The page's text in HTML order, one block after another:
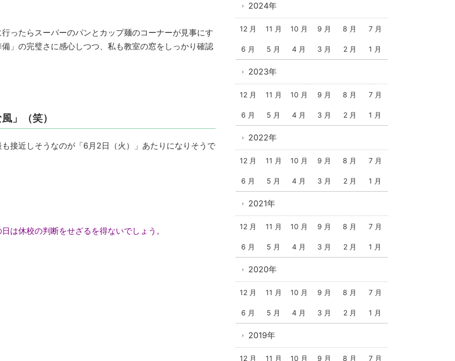
ったらスーパーのパンとカップ麺のコーナーが見事にす
」の完璧さに感心しつつ、私も教室の窓をしっかり確認
」（笑）
接近しそうなのが「6月2日（火）」あたりになりそうで
は休校の判断をせざるを得ないでしょう。
2024年
12 月 11 月 10 月 9 月 8 月 7 月
6 月 5 月 4 月 3 月 2 月 1 月
2023年
12 月 11 月 10 月 9 月 8 月 7 月
6 月 5 月 4 月 3 月 2 月 1 月
2022年
12 月 11 月 10 月 9 月 8 月 7 月
6 月 5 月 4 月 3 月 2 月 1 月
2021年
12 月 11 月 10 月 9 月 8 月 7 月
6 月 5 月 4 月 3 月 2 月 1 月
2020年
12 月 11 月 10 月 9 月 8 月 7 月
6 月 5 月 4 月 3 月 2 月 1 月
2019年
12 月 11 月 10 月 9 月 8 月 7 月